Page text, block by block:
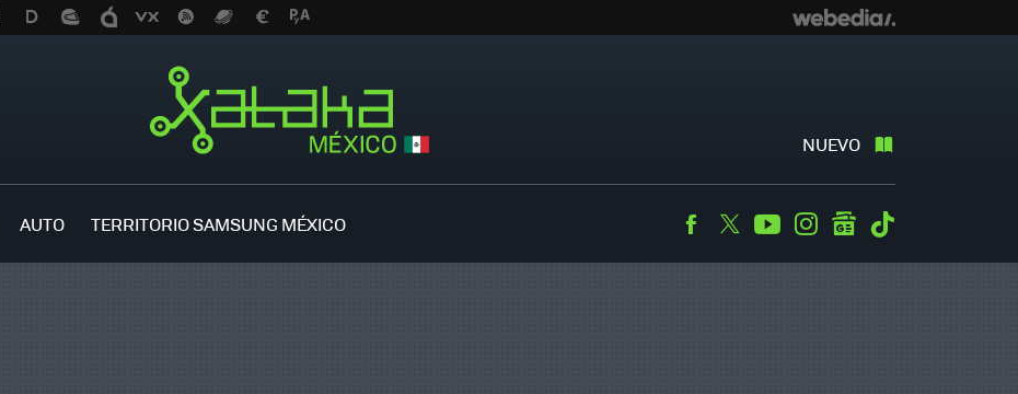
NUEVO
AUTO TERRITORIO SAMSUNG MÉXICO Facebook
TwitterYoutubeInstagramgooglenews